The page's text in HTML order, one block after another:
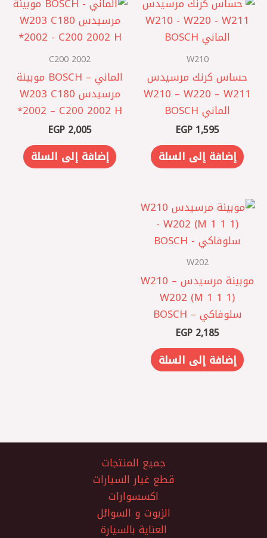
W210
حساس كرنك مرسيدس
W210 – W220 – W211
الماني BOSCH
EGP1,595
إضافة إلى السلة
C200 2002
الماني – BOSCH موبينة
مرسيدس W203 C180
2002 – C200 2002 H*
EGP2,005
إضافة إلى السلة
W202
موبينة مرسيدس W210 –
W202 (M 1 1 1)
سلوفاكي – BOSCH
EGP2,185
إضافة إلى السلة
جميع المنتجات
قطع غيار السيارات
اكسسوارات
الزيوت و السوائل
العناية بالسيارة